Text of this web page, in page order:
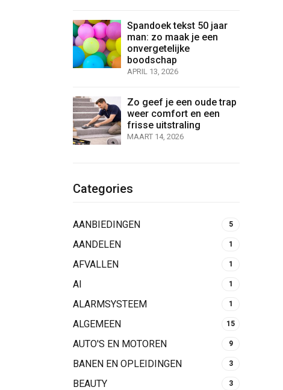
Spandoek tekst 50 jaar
man: zo maak je een
onvergetelijke
boodschap
APRIL 13, 2026
Zo geef je een oude trap
weer comfort en een
frisse uitstraling
MAART 14, 2026
Categories
AANBIEDINGEN 5
AANDELEN 1
AFVALLEN 1
AI 1
ALARMSYSTEEM 1
ALGEMEEN 15
AUTO'S EN MOTOREN 9
BANEN EN OPLEIDINGEN 3
BEAUTY 3